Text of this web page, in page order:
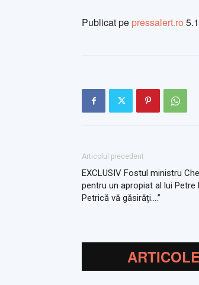
Publicat pe pressalert.ro
Articolul precedent
EXCLUSIV Fostul ministru
pentru un apropiat al lui Petre
Petrică vă găsirăți….”